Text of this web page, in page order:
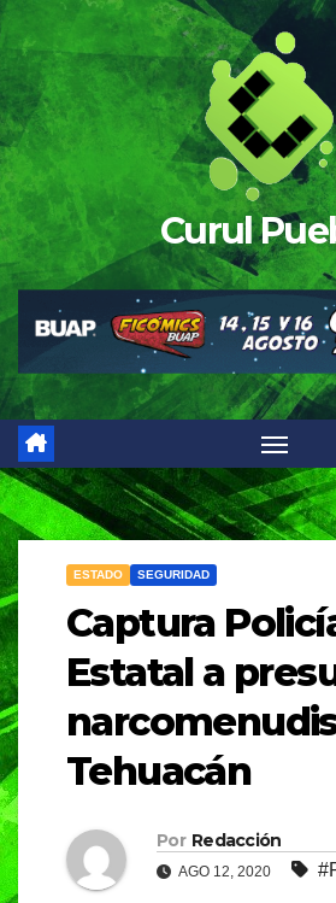
Saltar
al
contenido
Curul
ESTADO SEGURIDAD
Captura
Estatal a
Tehuacán
Por Redacción
AGO 12, 2020